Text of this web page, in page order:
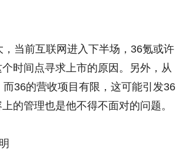
当前互联网进入下半场，36氪或许
时间点寻求上市的原因。另外，从
36的营收项目有限，这可能引发36
的管理也是他不得不面对的问题。